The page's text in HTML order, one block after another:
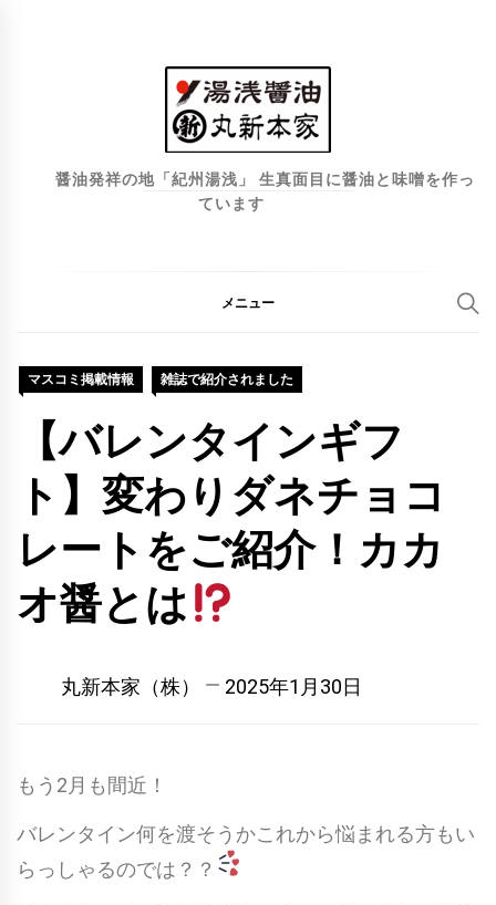
醤油発祥の地「紀州湯浅」 生真面目に醤油と味噌を作っ
ています
メニュー
マスコミ掲載情報 雑誌で紹介されました
【バレンタインギフ
ト】変わりダネチョコ
レートをご紹介！カカ
オ醤とは
丸新本家（株） 2025年1月30日
もう2月も間近！
バレンタイン何を渡そうかこれから悩まれる方もい
らっしゃるのでは？？